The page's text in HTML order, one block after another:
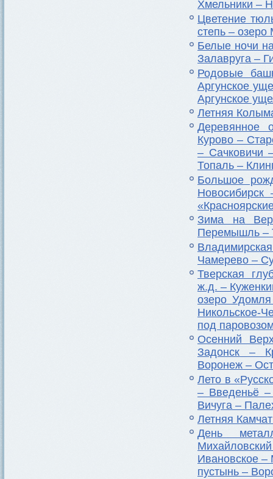
Хмельники –
Цветение
степь – озеро
Белые ночи
Залавруга –
Родовые
Аргунское
Аргунское
Летняя
Деревянное
Курово –
– Сачковичи
Топаль –
Большое
Зима на
Перемышль –
Чамерево –
Тверская
ж.д. –
озеро
Никольское-
под
Осенний
Задонск –
Воронеж –
Лето в
– Введеньё
Вичуга –
Летняя
День
Ивановское –
пустынь –